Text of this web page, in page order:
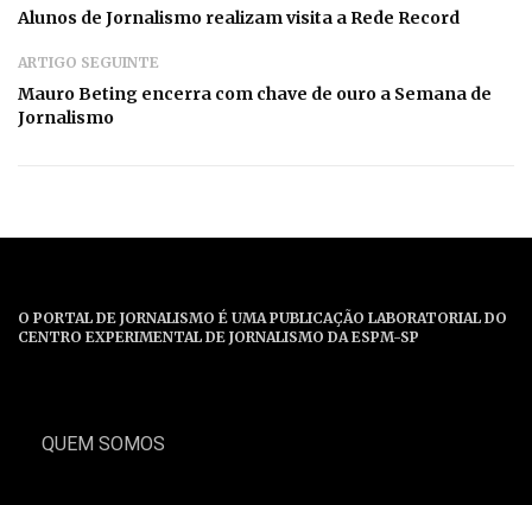
Alunos de Jornalismo realizam visita a Rede Record
ARTIGO SEGUINTE
Mauro Beting encerra com chave de ouro a Semana de
Jornalismo
O PORTAL DE JORNALISMO É UMA PUBLICAÇÃO LABORATORIAL DO
CENTRO EXPERIMENTAL DE JORNALISMO DA ESPM-SP
QUEM SOMOS